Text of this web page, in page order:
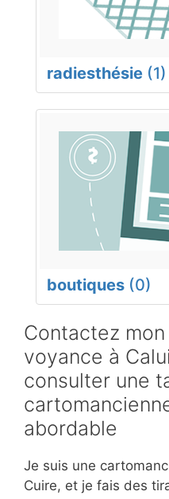
radiesthésie (1)
boutiques (0)
Contactez
voyance à
consulter une
abordable
Je suis une
Cuire, et je fais des